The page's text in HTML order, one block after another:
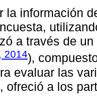
la información
a través de
2014),
evaluar las
ofreció a los